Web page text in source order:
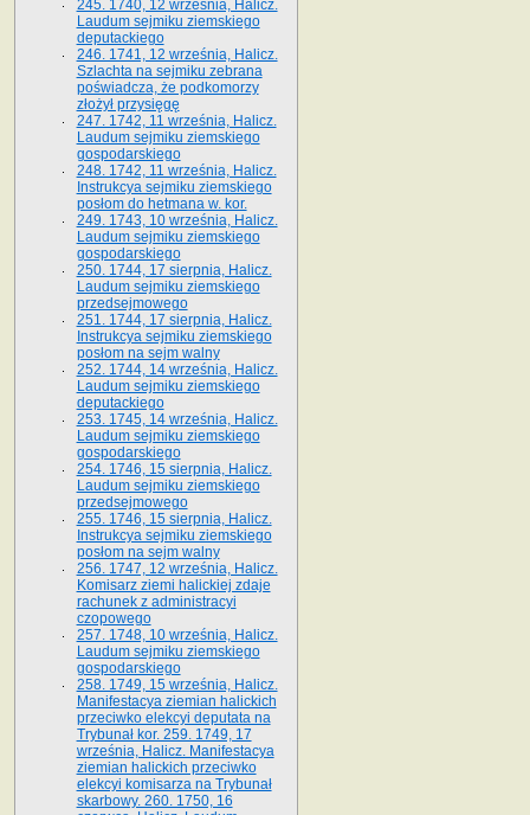
245. 1740, 12 września, Halicz.
Laudum sejmiku ziemskiego
deputackiego
246. 1741, 12 września, Halicz.
Szlachta na sejmiku zebrana
poświadcza, że podkomorzy
złożył przysięgę
247. 1742, 11 września, Halicz.
Laudum sejmiku ziemskiego
gospodarskiego
248. 1742, 11 września, Halicz.
Instrukcya sejmiku ziemskiego
posłom do hetmana w. kor.
249. 1743, 10 września, Halicz.
Laudum sejmiku ziemskiego
gospodarskiego
250. 1744, 17 sierpnia, Halicz.
Laudum sejmiku ziemskiego
przedsejmowego
251. 1744, 17 sierpnia, Halicz.
Instrukcya sejmiku ziemskiego
posłom na sejm walny
252. 1744, 14 września, Halicz.
Laudum sejmiku ziemskiego
deputackiego
253. 1745, 14 września, Halicz.
Laudum sejmiku ziemskiego
gospodarskiego
254. 1746, 15 sierpnia, Halicz.
Laudum sejmiku ziemskiego
przedsejmowego
255. 1746, 15 sierpnia, Halicz.
Instrukcya sejmiku ziemskiego
posłom na sejm walny
256. 1747, 12 września, Halicz.
Komisarz ziemi halickiej zdaje
rachunek z administracyi
czopowego
257. 1748, 10 września, Halicz.
Laudum sejmiku ziemskiego
gospodarskiego
258. 1749, 15 września, Halicz.
Manifestacya ziemian halickich
przeciwko elekcyi deputata na
Trybunał kor. 259. 1749, 17
września, Halicz. Manifestacya
ziemian halickich przeciwko
elekcyi komisarza na Trybunał
skarbowy. 260. 1750, 16